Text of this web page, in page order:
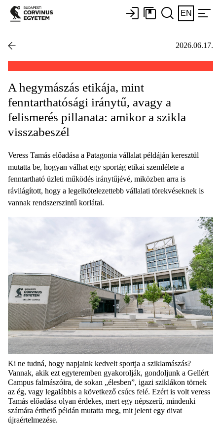
EN
2026.06.17.
A hegymászás etikája, mint
fenntarthatósági iránytű, avagy a
felismerés pillanata: amikor a szikla
visszabeszél
Veress Tamás előadása a Patagonia vállalat példáján keresztül
mutatta be, hogyan válhat egy sportág etikai szemlélete a
fenntartható üzleti működés iránytűjévé, miközben arra is
rávilágított, hogy a legelkötelezettebb vállalati törekvéseknek is
vannak rendszerszintű korlátai.
Ki ne tudná, hogy napjaink kedvelt sportja a sziklamászás?
Vannak, akik ezt egyteremben gyakorolják, gondoljunk a Gellért
Campus falmászóira, de sokan „élesben”, igazi sziklákon törnek
az ég, vagy legalábbis a következő csúcs felé. Ezért is volt veress
Tamás előadása olyan érdekes, mert egy népszerű, mindenki
számára érthető példán mutatta meg, mit jelent egy divat
újraértelmezése.